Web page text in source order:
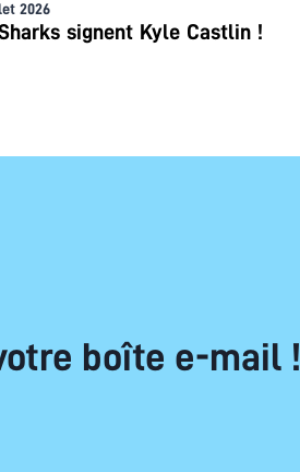
2026
signent Kyle Castlin !
boîte e-mail !